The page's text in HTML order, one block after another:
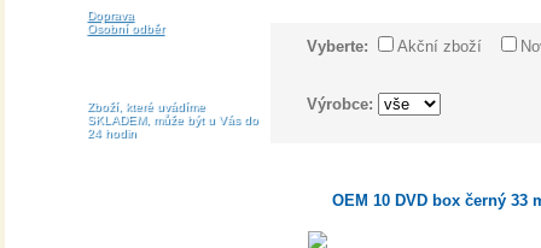
Doprava
Osobní odběr
Zboží, které uvádíme
SKLADEM, může být u Vás do
24 hodin
Vyberte: Akční zboží
Výrobce:
OEM 10 DVD box černý 33